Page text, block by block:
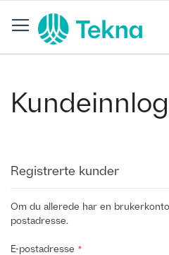
to
Content
Registrerte kunder
Om du allerede har en
postadresse.
E-postadresse